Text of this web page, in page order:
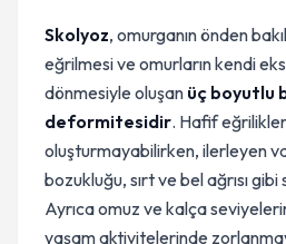
Skolyoz, omurganın önden
eğrilmesi ve omurların kendi
dönmesiyle oluşan üç boyutlu
deformitesidir. Hafif
oluşturmayabilirken, ilerleyen
bozukluğu, sırt ve bel ağrısı
Ayrıca omuz ve kalça
yaşam aktivitelerinde